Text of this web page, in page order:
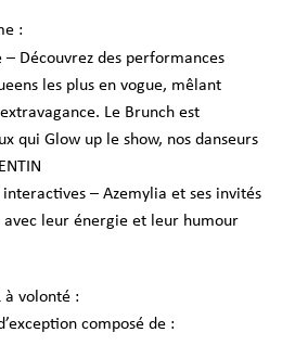
:
– Découvrez des performances
les plus en vogue, mêlant
Le Brunch est
qui Glow up le show, nos danseurs
interactives – Azemylia et ses invités
leur énergie et leur humour
à volonté :
composé de :